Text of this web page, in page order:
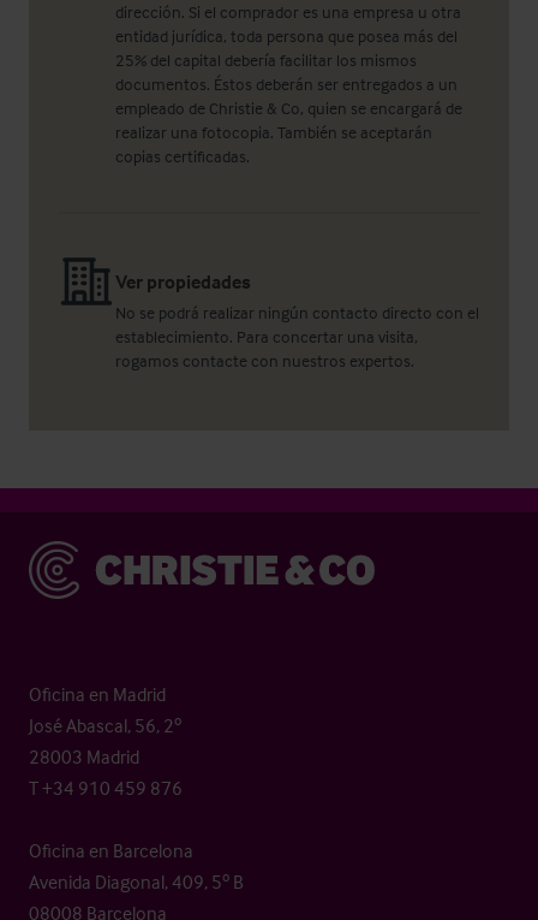
dirección. Si el comprador es una empresa u otra
entidad jurídica, toda persona que posea más del
25% del capital debería facilitar los mismos
documentos. Éstos deberán ser entregados a un
empleado de Christie & Co, quien se encargará de
realizar una fotocopia. También se aceptarán
copias certificadas.
Ver propiedades
No se podrá realizar ningún contacto directo con el
establecimiento. Para concertar una visita,
rogamos contacte con nuestros expertos.
Christie & Co
Oficina en Madrid
José Abascal, 56, 2º
28003 Madrid
T +34 910 459 876
Oficina en Barcelona
Avenida Diagonal, 409, 5º B
08008 Barcelona